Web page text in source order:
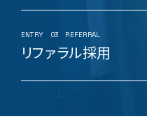
ENTRY 03 REFERRAL
リファラル採用